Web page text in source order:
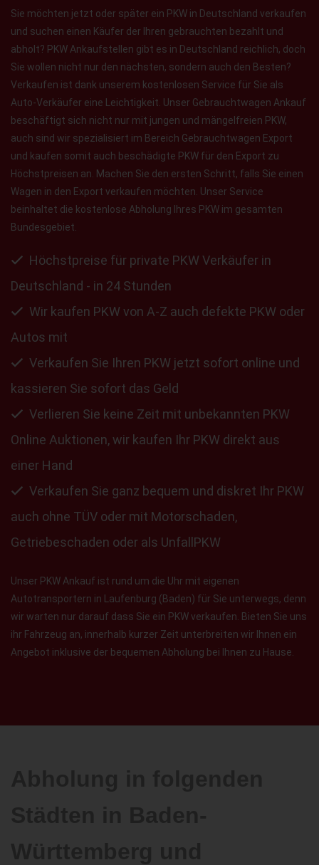
Sie möchten jetzt oder später ein PKW in Deutschland verkaufen
und suchen einen Käufer der Ihren gebrauchten bezahlt und
abholt? PKW Ankaufstellen gibt es in Deutschland reichlich, doch
Sie wollen nicht nur den nächsten, sondern auch den Besten?
Verkaufen ist dank unserem kostenlosen Service für Sie als
Auto-Verkäufer eine Leichtigkeit. Unser Gebrauchtwagen Ankauf
beschäftigt sich nicht nur mit jungen und mängelfreien PKW,
auch sind wir spezialisiert im Bereich Gebrauchtwagen Export
und kaufen somit auch beschädigte PKW für den Export zu
Höchstpreisen an. Machen Sie den ersten Schritt, falls Sie einen
Wagen in den Export verkaufen möchten. Unser Service
beinhaltet die kostenlose Abholung Ihres PKW im gesamten
Bundesgebiet.
Höchstpreise für private PKW Verkäufer in
Deutschland - in 24 Stunden
Wir kaufen PKW von A-Z auch defekte PKW oder
Autos mit
Verkaufen Sie Ihren PKW jetzt sofort online und
kassieren Sie sofort das Geld
Verlieren Sie keine Zeit mit unbekannten PKW
Online Auktionen, wir kaufen Ihr PKW direkt aus
einer Hand
Verkaufen Sie ganz bequem und diskret Ihr PKW
auch ohne TÜV oder mit Motorschaden,
Getriebeschaden oder als UnfallPKW
Unser PKW Ankauf ist rund um die Uhr mit eigenen
Autotransportern in Laufenburg (Baden) für Sie unterwegs, denn
wir warten nur darauf dass Sie ein PKW verkaufen. Bieten Sie uns
ihr Fahrzeug an, innerhalb kurzer Zeit unterbreiten wir Ihnen ein
Angebot inklusive der bequemen Abholung bei Ihnen zu Hause.